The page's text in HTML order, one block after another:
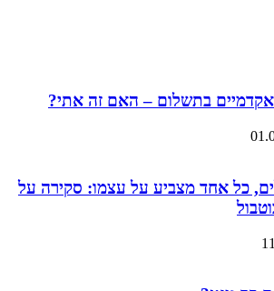
בתשלום – האם זה אתי?
כל אחד מצביע על עצמו: סקירה על